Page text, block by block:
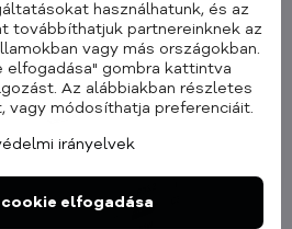
használhatunk, és az
továbbíthatjuk partnereinknek az
vagy más országokban.
elfogadása" gombra kattintva
Az alábbiakban részletes
vagy módosíthatja preferenciáit.
irányelvek
cookie elfogadása